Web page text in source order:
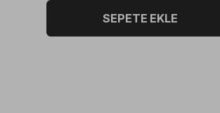
SEPETE EKLE